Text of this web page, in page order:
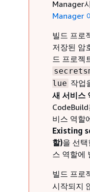
Manager
Manager
빌드 프로
저장된 암
드 프로젝
lue 작업
새 서비스
비스 역할
Existing
할)을 선택
스 역할에
빌드 프로
시작되지